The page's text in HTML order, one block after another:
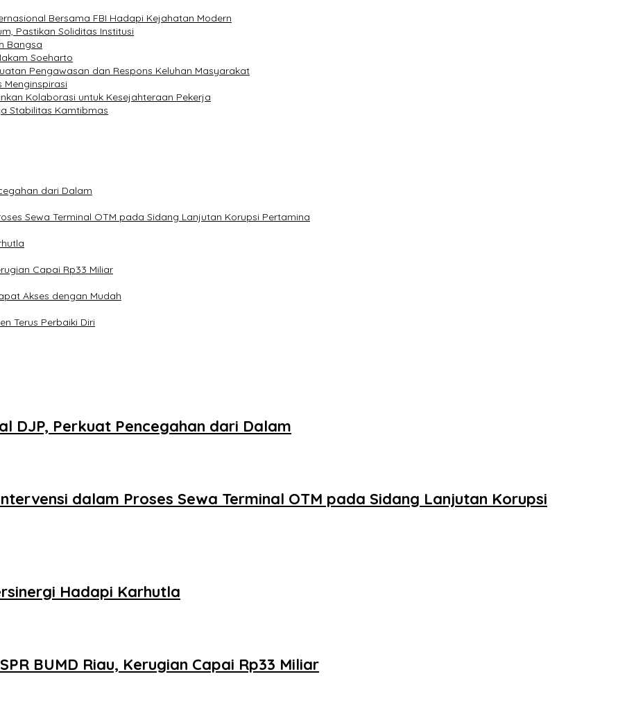
Bersama FBI Hadapi Kejahatan Modern
Pastikan Soliditas Institusi
Bangsa
Soeharto
Pengawasan dan Respons Keluhan Masyarakat
Menginspirasi
Kolaborasi untuk Kesejahteraan Pekerja
Stabilitas Kamtibmas
dari Dalam
Sewa Terminal OTM pada Sidang Lanjutan Korupsi Pertamina
Capai Rp33 Miliar
Akses dengan Mudah
Terus Perbaiki Diri
DJP, Perkuat Pencegahan dari Dalam
dalam Proses Sewa Terminal OTM pada Sidang Lanjutan Korupsi
Hadapi Karhutla
BUMD Riau, Kerugian Capai Rp33 Miliar